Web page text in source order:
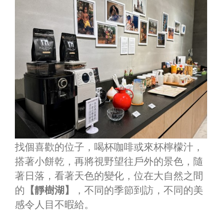
找個喜歡的位子，喝杯咖啡或來杯檸檬汁，
搭著小餅乾，再將視野望往戶外的景色，隨
著日落，看著天色的變化，位在大自然之間
的 【靜樹湖】
，不同的季節到訪，不同的美
感令人目不暇給。